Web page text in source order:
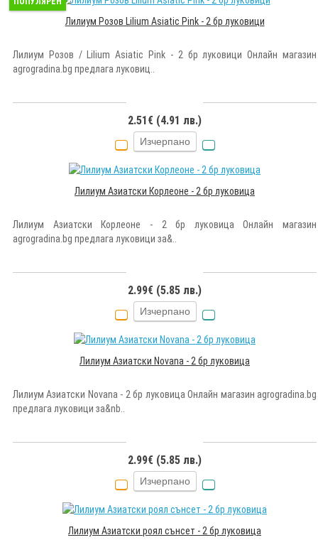
Лилиум Розов Lilium Asiatic Pink - 2 бр луковици
Лилиум Розов / Lilium Asiatic Pink - 2 бр луковици Онлайн магазин
agrogradina.bg предлага луковиц..
2.51€ (4.91 лв.)
Изчерпано
Лилиум Азиатски Корлеоне - 2 бр луковица
Лилиум Азиатски Корлеоне - 2 бр луковица Онлайн магазин
agrogradina.bg предлага луковици за&..
2.99€ (5.85 лв.)
Изчерпано
Лилиум Азиатски Novana - 2 бр луковица
Лилиум Азиатски Novana - 2 бр луковица Онлайн магазин agrogradina.bg
предлага луковици за&nb..
2.99€ (5.85 лв.)
Изчерпано
Лилиум Азиатски роял сънсет - 2 бр луковица